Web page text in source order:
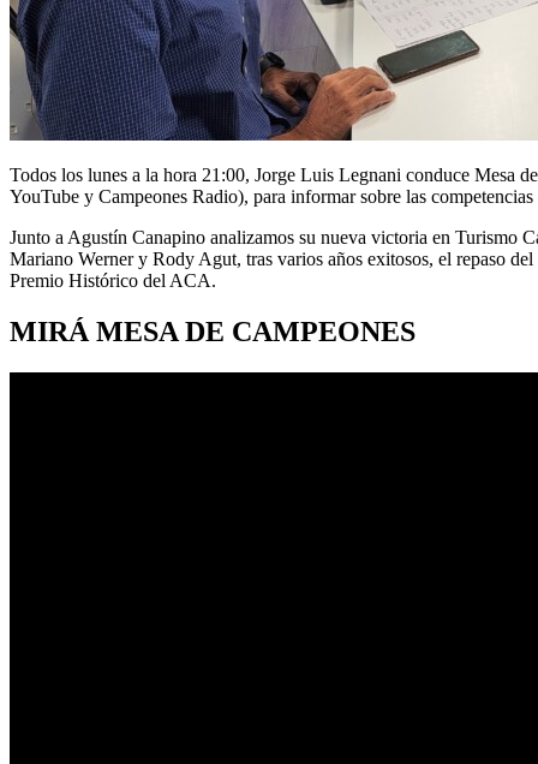
Todos los lunes a la hora 21:00, Jorge Luis Legnani conduce Mesa
YouTube y Campeones Radio), para informar sobre las
Junto a Agustín Canapino analizamos su nueva victoria en Turismo
Mariano Werner y Rody Agut, tras varios años exitosos, el repaso
Premio Histórico del ACA.
MIRÁ MESA DE CAMPEONES